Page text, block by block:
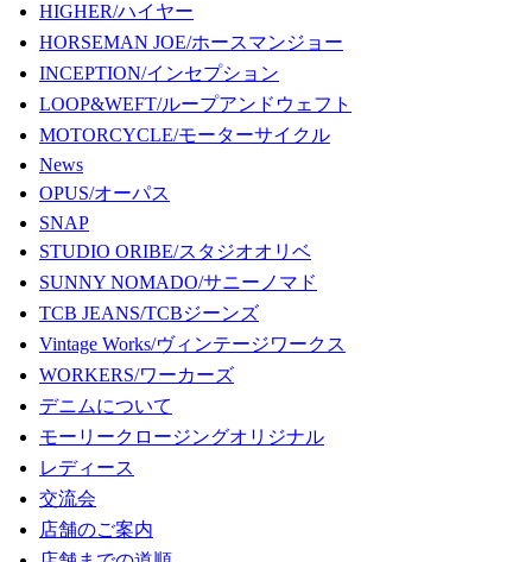
HIGHER/ハイヤー
HORSEMAN JOE/ホースマンジョー
INCEPTION/インセプション
LOOP&WEFT/ループアンドウェフト
MOTORCYCLE/モーターサイクル
News
OPUS/オーパス
SNAP
STUDIO ORIBE/スタジオオリベ
SUNNY NOMADO/サニーノマド
TCB JEANS/TCBジーンズ
Vintage Works/ヴィンテージワークス
WORKERS/ワーカーズ
デニムについて
モーリークロージングオリジナル
レディース
交流会
店舗のご案内